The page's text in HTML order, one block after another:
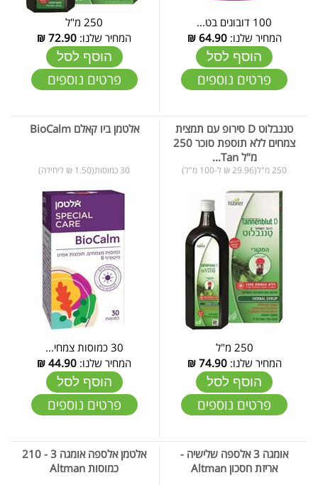
100 דובונים בט...
המחיר שלנו:64.90
₪
הוסף לסל
פרטים נוספים
250 מ"ל
המחיר שלנו: 72.90
₪
הוסף לסל
פרטים נוספים
טננבלוט D סירופ עם תמצית
צמחים ללא תוספת סוכר 250
מ"ל Tan...
250 מ"ל(29.96 ₪ ל-100 מ"ל)
250 מ"ל
המחיר שלנו:74.90
₪
הוסף לסל
פרטים נוספים
אלטמן ביו קאלם BioCalm
30 כמוסות(1.50 ₪ ליחידה)
30 כמוסות צמחי...
המחיר שלנו: 44.90
₪
הוסף לסל
פרטים נוספים
אומגה 3 אלספה שלישיה -
אריזת חסכון Altman
אלטמן אלספה אומגה 3 - 210
כמוסות Altman